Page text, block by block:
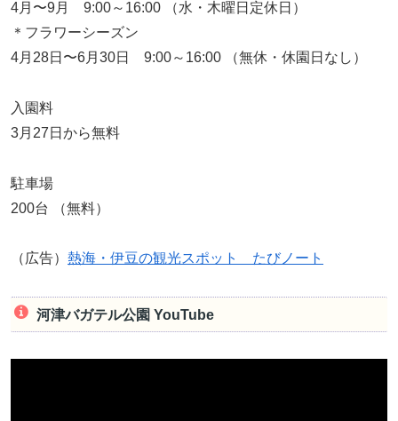
4月〜9月 9:00～16:00 （水・木曜日定休日）
＊フラワーシーズン
4月28日〜6月30日 9:00～16:00 （無休・休園日なし）
入園料
3月27日から無料
駐車場
200台 （無料）
（広告） 熱海・伊豆の観光スポット たびノート
河津バガテル公園 YouTube